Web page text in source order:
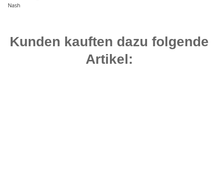
Nash
Kunden kauften dazu folgende
Artikel: